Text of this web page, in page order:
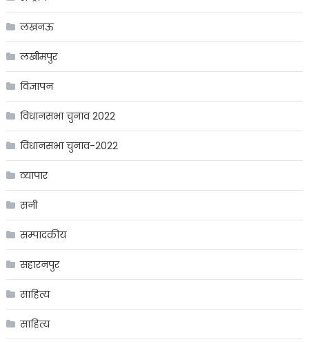
लखनऊ
लखीमपुर
विज्ञापन
विधानसभा चुनाव 2022
विधानसभा चुनाव-2022
व्यापार
सनी
सम्पादकीय
सहारनपुर
साहित्य
साहित्य